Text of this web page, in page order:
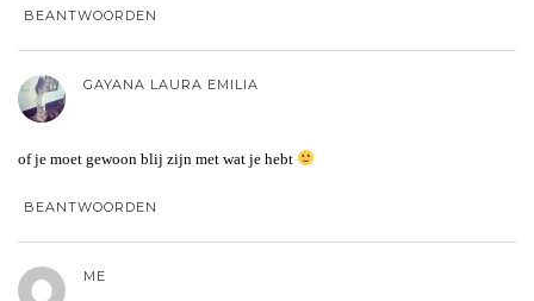
BEANTWOORDEN
GAYANA LAURA EMILIA
of je moet gewoon blij zijn met wat je hebt
BEANTWOORDEN
ME